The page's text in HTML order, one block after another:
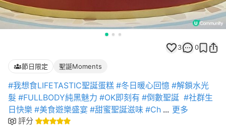
3 0
節日限定 聖誕Moments
#我想食LIFETASTIC聖誕蛋糕 #冬日暖心回憶 #解鎖水光
髮 #FULLBODY純黑魅力 #OK即刻有 #倒數聖誕 #社群生
日快樂 #美食遊樂盛宴 #甜蜜聖誕滋味 #Ch ... 更多
評分